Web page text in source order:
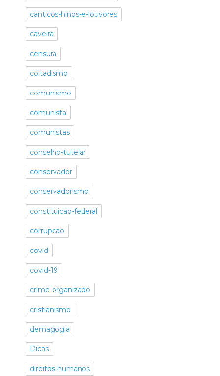
canticos-hinos-e-louvores
caveira
censura
coitadismo
comunismo
comunista
comunistas
conselho-tutelar
conservador
conservadorismo
constituicao-federal
corrupcao
covid
covid-19
crime-organizado
cristianismo
demagogia
Dicas
direitos-humanos